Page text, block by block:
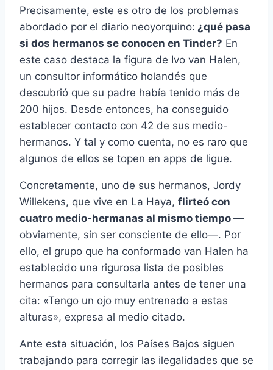
Precisamente, este es otro de los problemas
abordado por el diario neoyorquino: ¿qué pasa
si dos hermanos se conocen en Tinder? En
este caso destaca la figura de Ivo van Halen,
un consultor informático holandés que
descubrió que su padre había tenido más de
200 hijos. Desde entonces, ha conseguido
establecer contacto con 42 de sus medio-
hermanos. Y tal y como cuenta, no es raro que
algunos de ellos se topen en apps de ligue.
Concretamente, uno de sus hermanos, Jordy
Willekens, que vive en La Haya, flirteó con
cuatro medio-hermanas al mismo tiempo —
obviamente, sin ser consciente de ello—. Por
ello, el grupo que ha conformado van Halen ha
establecido una rigurosa lista de posibles
hermanos para consultarla antes de tener una
cita: «Tengo un ojo muy entrenado a estas
alturas», expresa al medio citado.
Ante esta situación, los Países Bajos siguen
trabajando para corregir las ilegalidades que se